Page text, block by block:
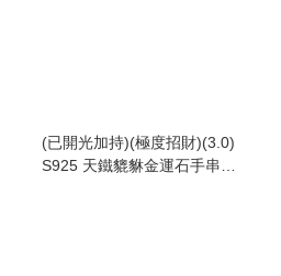
(已開光加持)(極度招財)(3.0)
S925 天鐵貔貅金運石手串